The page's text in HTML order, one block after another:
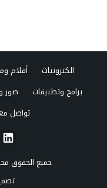
الكترونيات أفلام
برامج وتطبيقات
صور
تواصل
جميع الحقوق محفوظة